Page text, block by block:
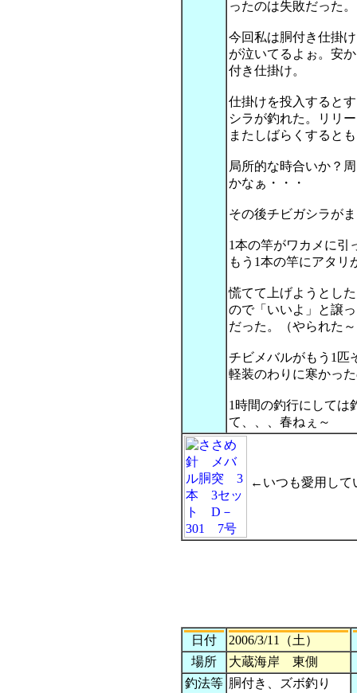
ったのは失敗だった。
今回私は胴付き仕掛
が泣いてるよぉ。安
付き仕掛け。
仕掛けを投入すると
シラが釣れた。リリ
またしばらくすると
局所的な時合いか？
かなぁ・・・
その後チビガシラが
1本の竿がワカメに引
もう1本の竿にアタリ
慌てて上げようとし
ので「いいよ」と譲
だった。（やられた
チビメバルがもう1匹
軽装のわりに寒かっ
1時間の釣行にしては
て、、、春ねぇ～
←いつも愛用して
日付
2006/3/11（土）
場所
大蔵海岸 東側
釣法等 胴付き、ズボ釣り